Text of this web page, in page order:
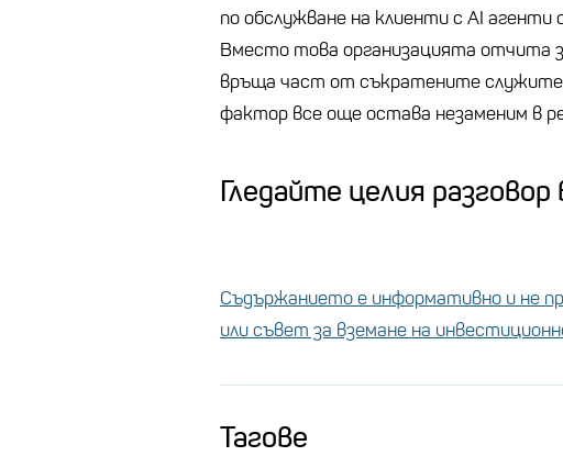
по обслужване на клиенти с AI агенти
Вместо това организацията отчита
връща част от съкратените
фактор все още остава незаменим в
Гледайте целия
Съдържанието е информативно и не
или съвет за вземане на
Тагове